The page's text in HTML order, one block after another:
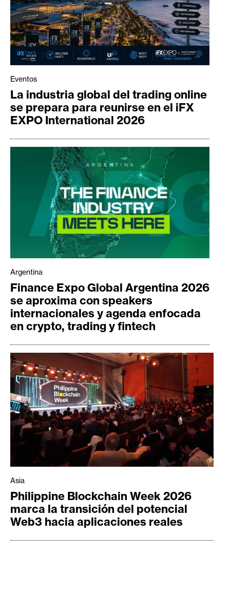
Eventos
La industria global del trading online
se prepara para reunirse en el iFX
EXPO International 2026
Argentina
Finance Expo Global Argentina 2026
se aproxima con speakers
internacionales y agenda enfocada
en crypto, trading y fintech
Asia
Philippine Blockchain Week 2026
marca la transición del potencial
Web3 hacia aplicaciones reales